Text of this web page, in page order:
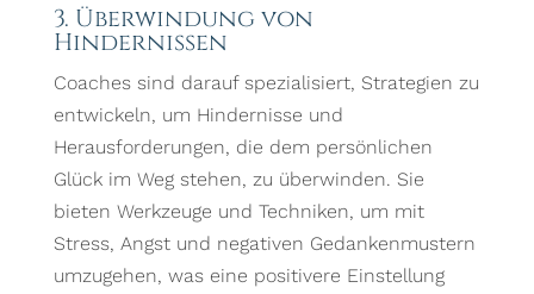
3. Überwindung von
Hindernissen
Coaches sind darauf spezialisiert, Strategien zu
entwickeln, um Hindernisse und
Herausforderungen, die dem persönlichen
Glück im Weg stehen, zu überwinden. Sie
bieten Werkzeuge und Techniken, um mit
Stress, Angst und negativen Gedankenmustern
umzugehen, was eine positivere Einstellung